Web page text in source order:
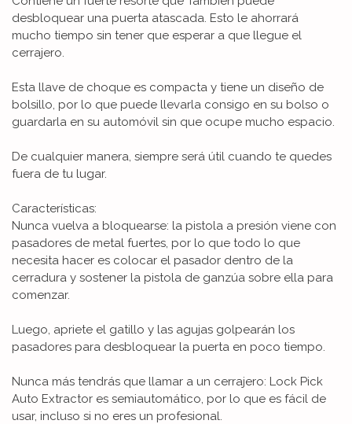
desbloquear una puerta atascada. Esto le ahorrará
mucho tiempo sin tener que esperar a que llegue el
cerrajero.
Esta llave de choque es compacta y tiene un diseño de
bolsillo, por lo que puede llevarla consigo en su bolso o
guardarla en su automóvil sin que ocupe mucho espacio.
De cualquier manera, siempre será útil cuando te quedes
fuera de tu lugar.
Características:
Nunca vuelva a bloquearse: la pistola a presión viene con
pasadores de metal fuertes, por lo que todo lo que
necesita hacer es colocar el pasador dentro de la
cerradura y sostener la pistola de ganzúa sobre ella para
comenzar.
Luego, apriete el gatillo y las agujas golpearán los
pasadores para desbloquear la puerta en poco tiempo.
Nunca más tendrás que llamar a un cerrajero: Lock Pick
Auto Extractor es semiautomático, por lo que es fácil de
usar, incluso si no eres un profesional.